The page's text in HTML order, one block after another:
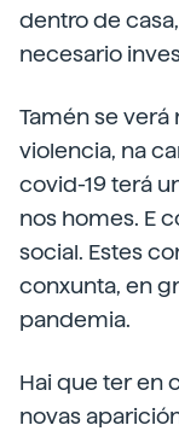
dentro de
necesario
Tamén se
violencia, na
covid-19 terá
nos homes. E
social. Estes
conxunta, en
pandemia.
Hai que ter en
novas